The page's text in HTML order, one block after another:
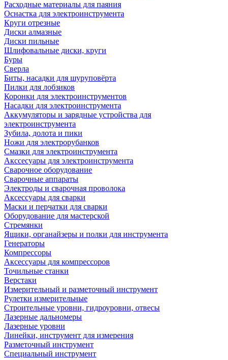
Расходные материалы для паяния
Оснастка для электроинструмента
Круги отрезные
Диски алмазные
Диски пильные
Шлифовальные диски, круги
Буры
Сверла
Биты, насадки для шуруповёрта
Пилки для лобзиков
Коронки для электроинструментов
Насадки для электроинструмента
Аккумуляторы и зарядные устройства для
электроинструмента
Зубила, долота и пики
Ножи для электрорубанков
Смазки для электроинструмента
Акссесуары для электроинструмента
Сварочное оборудование
Сварочные аппараты
Электроды и сварочная проволока
Аксессуары для сварки
Маски и перчатки для сварки
Оборудование для мастерской
Стремянки
Ящики, органайзеры и полки для инструмента
Генераторы
Компрессоры
Аксессуары для компрессоров
Точильные станки
Верстаки
Измерительный и разметочный инструмент
Рулетки измерительные
Строительные уровни, гидроуровни, отвесы
Лазерные дальномеры
Лазерные уровни
Линейки, инструмент для измерения
Разметочный инструмент
Специальный инструмент